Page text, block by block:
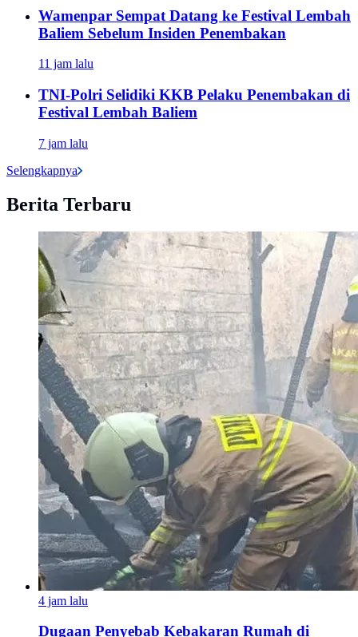
Wamenpar Sempat Datang ke Festival Lembah
Baliem Sebelum Insiden Penembakan
11 jam lalu
TNI-Polri Selidiki KKB Pelaku Penembakan di
Festival Lembah Baliem
7 jam lalu
Selengkapnya
Berita Terbaru
4 jam lalu
Dugaan Penyebab Kebakaran Rumah di